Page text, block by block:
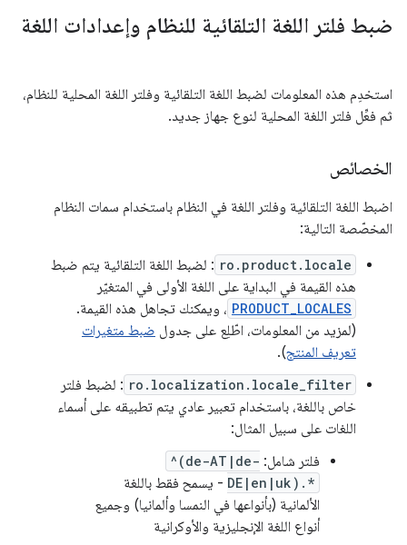
ضبط فلتر اللغة التلقائية للنظام وإعدادات اللغة
استخدِم هذه المعلومات لضبط اللغة التلقائية وفلتر اللغة المحلية للنظام،
ثم فعِّل فلتر اللغة المحلية لنوع جهاز جديد.
الخصائص
اضبط اللغة التلقائية وفلتر اللغة في النظام باستخدام سمات النظام
المخصّصة التالية:
ro.product.locale : لضبط اللغة التلقائية يتم ضبط
هذه القيمة في البداية على اللغة الأولى في المتغيّر
PRODUCT_LOCALES ، ويمكنك تجاهل هذه القيمة.
(لمزيد من المعلومات، اطّلِع على جدول ضبط متغيرات
تعريف المنتج).
ro.localization.locale_filter : لضبط فلتر
خاص باللغة، باستخدام تعبير عادي يتم تطبيقه على أسماء
اللغات على سبيل المثال:
فلتر شامل: ^(de-AT|de-
DE|en|uk).* - يسمح فقط باللغة
الألمانية (بأنواعها في النمسا وألمانيا) وجميع
أنواع اللغة الإنجليزية والأوكرانية